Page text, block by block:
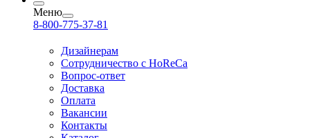
Меню
8-800-775-37-81
Дизайнерам
Сотрудничество с HoReCa
Вопрос-ответ
Доставка
Оплата
Вакансии
Контакты